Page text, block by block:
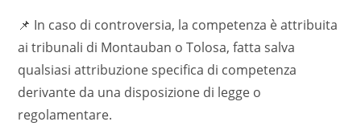
📌 In caso di controversia, la competenza è attribuita
ai tribunali di Montauban o Tolosa, fatta salva
qualsiasi attribuzione specifica di competenza
derivante da una disposizione di legge o
regolamentare.